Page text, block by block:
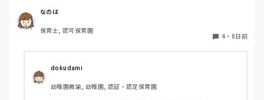
という形です。もう少しチーム保育が出来たら肩の力が抜け
て楽なんじゃないかなぁと思います。
なのは
保育士, 認可保育園
4 ・ 8日前
dokudami
幼稚園教諭, 幼稚園, 認証・認定保育園